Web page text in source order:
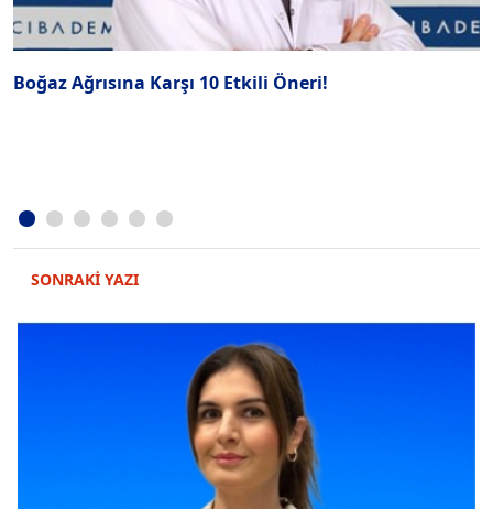
Boğaz Ağrısına Karşı 10 Etkili Öneri!
SONRAKİ YAZI